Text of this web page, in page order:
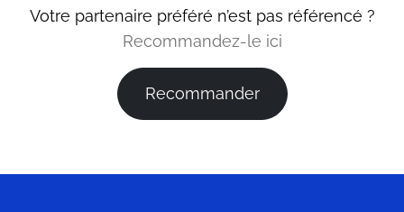
Votre partenaire préféré n’est pas référencé ?
Recommandez-le ici
Recommander